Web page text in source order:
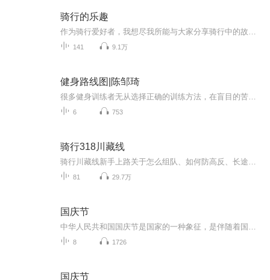
骑行的乐趣
141 9.1万
健身路线图|陈邹琦
6 753
骑行318川藏线
81 29.7万
国庆节
8 1726
国庆节